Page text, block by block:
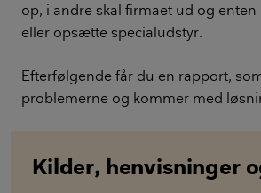
op, i andre skal firmaet ud og
eller opsætte specialudstyr.
Efterfølgende får du en rapport,
problemerne og kommer med
Kilder, henvisninger